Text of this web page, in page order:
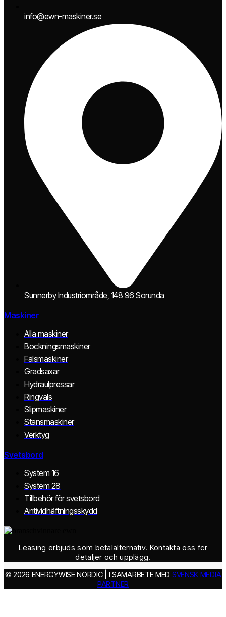
info@ewn-maskiner.se
Sunnerby Industriområde, 148 96 Sorunda
Maskiner
Alla maskiner
Bockningsmaskiner
Falsmaskiner
Gradsaxar
Hydraulpressar
Ringvals
Slipmaskiner
Stansmaskiner
Verktyg
Svetsbord
System 16
System 28
Tillbehör för svetsbord
Antividhäftningsskydd
Leasing erbjuds som betalalternativ. Kontakta oss för
detaljer och upplägg.
© 2026 ENERGYWISE NORDIC | I SAMARBETE MED SVENSK MEDIA
PARTNER